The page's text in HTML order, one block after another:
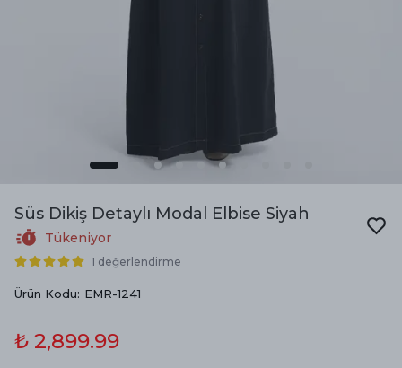
Süs Dikiş Detaylı Modal Elbise Siyah
Tükeniyor
1 değerlendirme
Ürün Kodu: EMR-1241
₺ 2,899.99